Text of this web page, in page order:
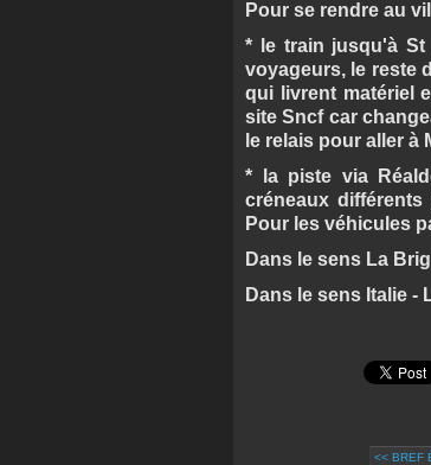
Pour se rendre au
* le train jusqu'à
voyageurs, le reste
qui livrent matériel
site Sncf car
le relais pour aller à
* la piste via
créneaux
Pour les véhicules
Dans le sens La
Dans le sens Italie -
<< BREF